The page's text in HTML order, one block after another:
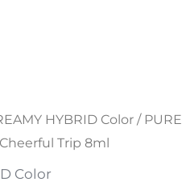
HYBRID Color/ PURE
Cheerful Trip 8ml
Color